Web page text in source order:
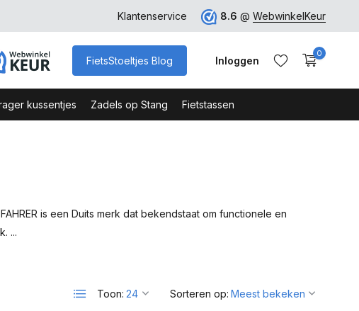
euro Veilig Bestellen - Webshop Keurmerk
Klantenservice 8.6 @ WebwinkelKeur
FietsStoeltjes Blog Inloggen
0
kussentjes Zadels op Stang Fietstassen
is een Duits merk dat bekendstaat om functionele en
...
Toon: Sorteren op: